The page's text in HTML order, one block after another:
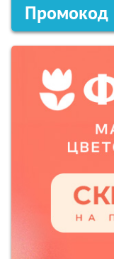
Промокод